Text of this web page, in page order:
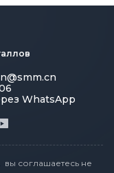
WhatsApp
соглашаетесь не